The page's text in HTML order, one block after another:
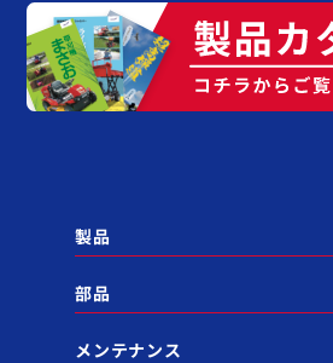
製品
部品
メンテナンス